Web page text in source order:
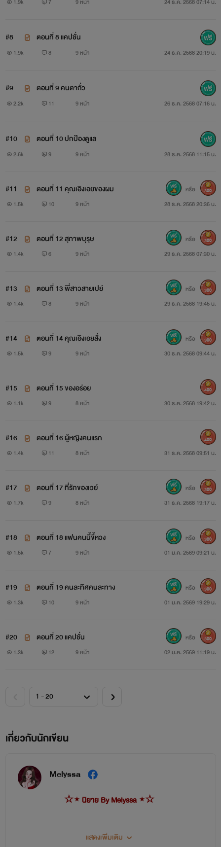
#8 ตอนที่ 8 แคปชั่น
1.9k 8 9 หน้า 24 ธ.ค. 2568 20:19 น.
#9 ตอนที่ 9 คนตาถั่ว
2.2k 11 9 หน้า 26 ธ.ค. 2568 07:16 น.
#10 ตอนที่ 10 ปกป้องดูแล
2.6k 9 9 หน้า 28 ธ.ค. 2568 11:15 น.
#11 ตอนที่ 11 คุณเอิงเอยของผม
1.5k 10 9 หน้า 28 ธ.ค. 2568 20:36 น.
หรือ 300
#12 ตอนที่ 12 สุภาพบุรุษ
1.4k 6 9 หน้า 29 ธ.ค. 2568 07:30 น.
หรือ 300
#13 ตอนที่ 13 พี่สาวสายเปย์
1.4k 8 9 หน้า 29 ธ.ค. 2568 19:45 น.
หรือ 300
#14 ตอนที่ 14 คุณเอิงเอยสั่ง
1.5k 9 9 หน้า 30 ธ.ค. 2568 09:44 น.
หรือ 300
#15 ตอนที่ 15 ของอร่อย
1.1k 9 8 หน้า 30 ธ.ค. 2568 19:42 น.
400
#16 ตอนที่ 16 ผู้หญิงคนแรก
1.4k 11 8 หน้า 31 ธ.ค. 2568 09:51 น.
400
#17 ตอนที่ 17 ที่รักของเวย์
1.7k 9 8 หน้า 31 ธ.ค. 2568 19:17 น.
หรือ 300
#18 ตอนที่ 18 แฟนคนนี้ขี้หวง
1.5k 7 9 หน้า 01 ม.ค. 2569 09:21 น.
หรือ 300
#19 ตอนที่ 19 คนละทิศคนละทาง
1.3k 10 9 หน้า 01 ม.ค. 2569 19:29 น.
หรือ 300
#20 ตอนที่ 20 แคปชั่น
1.3k 12 9 หน้า 02 ม.ค. 2569 11:19 น.
หรือ 300
เกี่ยวกับนักเขียน
Melyssa
☆⋆ นิยาย By Melyssa ⋆☆
แสดงเพิ่มเติม